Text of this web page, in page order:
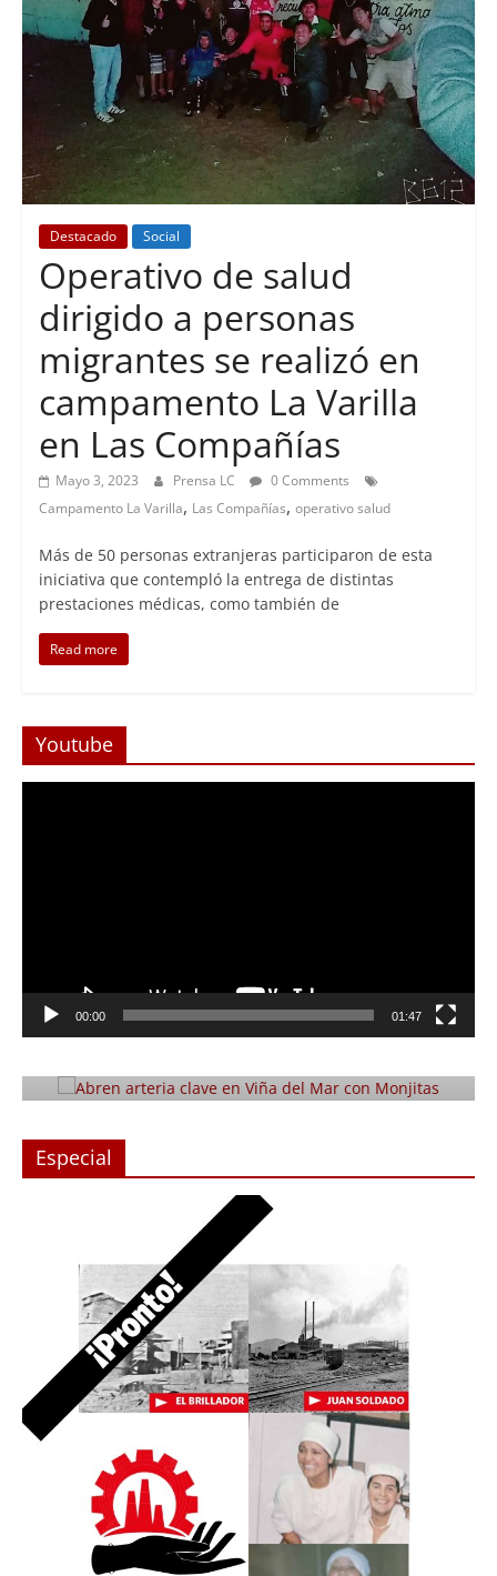
Destacado Social
Operativo de salud
dirigido a personas
migrantes se realizó en
campamento La Varilla
en Las Compañías
Mayo 3, 2023 Prensa LC
0 Comments
Campamento La Varilla, Las Compañías, operativo salud
Más de 50 personas extranjeras participaron de esta
iniciativa que contempló la entrega de distintas
prestaciones médicas, como también de
Read more
Youtube
00:00 01:47
Abren arteria clave en Viña del Mar
con Monjitas
Especial